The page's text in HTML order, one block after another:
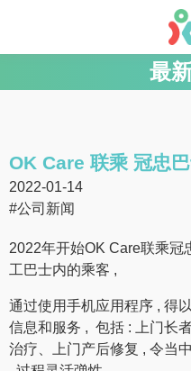
最
OK Care 联乘 冠忠巴
2022-01-14
#公司新闻
2022年开始OK Care联乘冠
工巴士内的乘客 ,
通过使用手机应用程序 , 得
信息和服务 , 包括 : 上门长
治疗、上门产后修复 , 令当